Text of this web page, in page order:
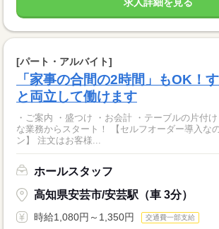
[パート・アルバイト]
「家事の合間の2時間」もOK！
と両立して働けます
・ご案内 ・盛つけ ・お会計 ・テーブルの片
な業務からスタート！ 【セルフオーダー導入なので接客がカンタ
ン】 注文はお客様...
ホールスタッフ
高知県安芸市/安芸駅（車 3分）
時給1,080円～1,350円 交通費一部支給